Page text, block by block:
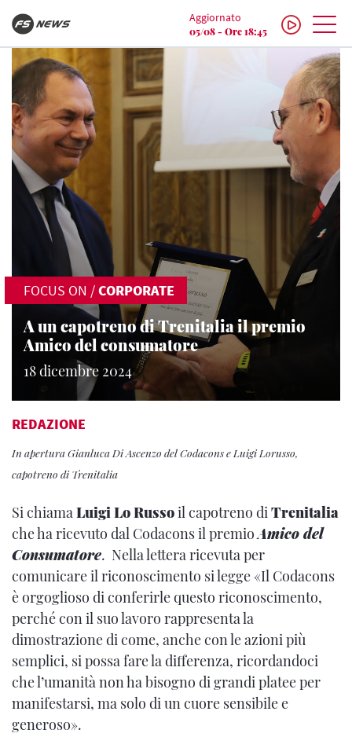
Aggiornato
05/08 - Ore 18:45
FOCUS ON /CORPORATE
A un capotreno di Trenitalia il premio
Amico del consumatore
18 dicembre 2024
REDAZIONE
In apertura Gianluca Di Ascenzo del Codacons e Luigi Lorusso,
capotreno di Trenitalia
Si chiamaLuigi Lo Russoil capotreno diTrenitalia
che ha ricevuto dal Codacons il premioAmico del
Consumatore. Nella lettera ricevuta per
comunicare il riconoscimento si legge «Il Codacons
è orgoglioso di conferirle questo riconoscimento,
perché con il suo lavoro rappresenta la
dimostrazione di come, anche con le azioni più
semplici, si possa fare la differenza, ricordandoci
che l’umanità non ha bisogno di grandi platee per
manifestarsi, ma solo di un cuore sensibile e
generoso».